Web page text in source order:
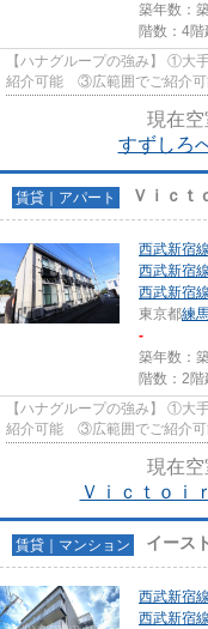
築年数：
階数：4階
【ハナグループの強み】 ①
紹介可能 ③広範囲でご紹介
現在空
すずしろ
賃貸｜アパート Ｖｉｃｔ
西武新宿線
西武新宿線
西武新宿線
東京都練
-
築年数：
階数：2階
【ハナグループの強み】 ①
紹介可能 ③広範囲でご紹介
現在空
Ｖｉｃｔｏｉ
賃貸｜マンション イース
西武新宿線
西武新宿線